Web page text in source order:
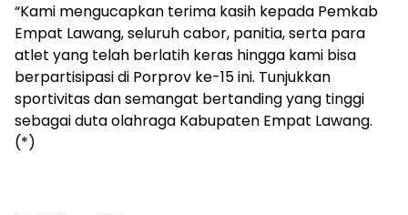
“Kami mengucapkan terima kasih kepada Pemkab
Empat Lawang, seluruh cabor, panitia, serta para
atlet yang telah berlatih keras hingga kami bisa
berpartisipasi di Porprov ke-15 ini. Tunjukkan
sportivitas dan semangat bertanding yang tinggi
sebagai duta olahraga Kabupaten Empat Lawang.
(*)